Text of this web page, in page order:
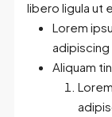
libero ligula ut
Lorem
adipiscing
Aliquam